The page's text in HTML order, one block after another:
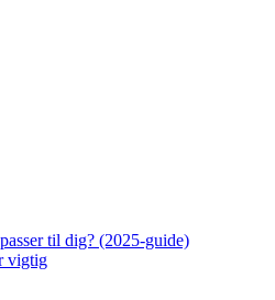
til dig? (2025-guide)
vigtig